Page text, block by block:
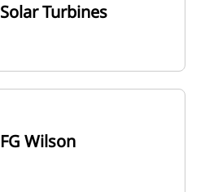
Solar Turbines
FG Wilson